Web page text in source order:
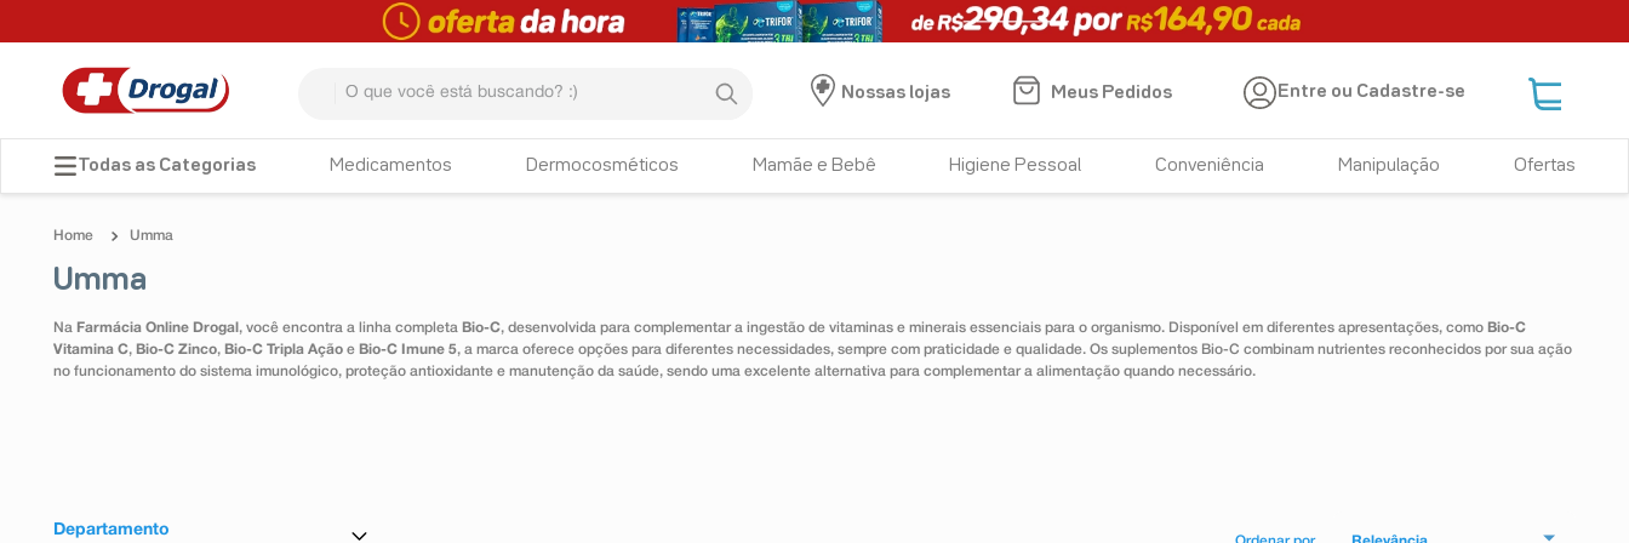
Nossas lojas
Meus Pedidos Entre ou Cadastre-se
Medicamentos Dermocosméticos Mamãe e Bebê Higiene Pessoal Conveniência Manipulação Ofertas
Umma
Umma
Na Farmácia Online Drogal , você encontra a linha completa Bio-C, desenvolvida para complementar a ingestão de vitaminas e minerais essenciais para o organismo. Disponível em diferentes apresentações, como Bio-C
Vitamina C, Bio-C Zinco, Bio-C Tripla Ação e Bio-C Imune 5, a marca oferece opções para diferentes necessidades, sempre com praticidade e qualidade. Os suplementos Bio-C combinam nutrientes reconhecidos por sua ação
no funcionamento do sistema imunológico, proteção antioxidante e manutenção da saúde, sendo uma excelente alternativa para complementar a alimentação quando necessário.
Departamento
TERMOS MAIS BUSCADOS
4º lenço umedecido
5º tadalafila